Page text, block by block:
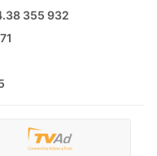
355 932